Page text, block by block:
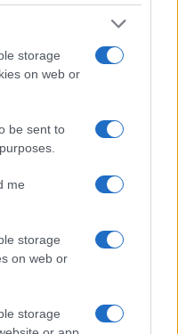
storage
on web or
be sent to
me
storage
on web or
storage5 STVARI